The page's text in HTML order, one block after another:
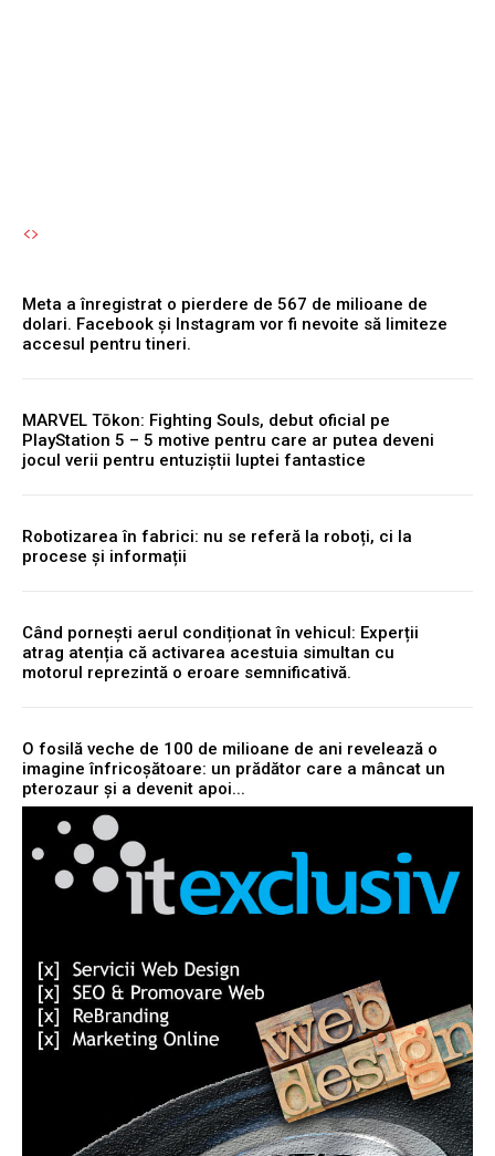
Meta a înregistrat o pierdere de 567 de milioane de
dolari. Facebook și Instagram vor fi nevoite să limiteze
accesul pentru tineri.
MARVEL Tōkon: Fighting Souls, debut oficial pe
PlayStation 5 – 5 motive pentru care ar putea deveni
jocul verii pentru entuziștii luptei fantastice
Robotizarea în fabrici: nu se referă la roboți, ci la
procese și informații
Când pornești aerul condiționat în vehicul: Experții
atrag atenția că activarea acestuia simultan cu
motorul reprezintă o eroare semnificativă.
O fosilă veche de 100 de milioane de ani revelează o
imagine înfricoșătoare: un prădător care a mâncat un
pterozaur și a devenit apoi...